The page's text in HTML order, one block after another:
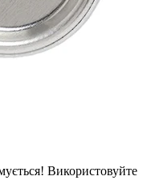
Використовуйте